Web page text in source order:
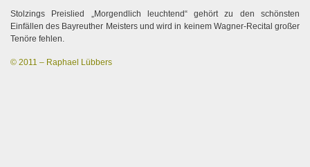
Stolzings Preislied „Morgendlich leuchtend“ gehört zu den schönsten
Einfällen des Bayreuther Meisters und wird in keinem Wagner-Recital großer
Tenöre fehlen.
© 2011 – Raphael Lübbers